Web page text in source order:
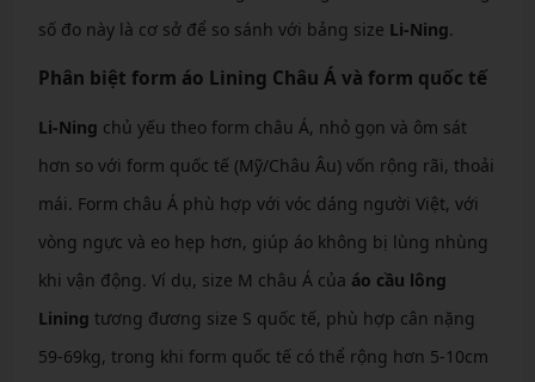
số đo này là cơ sở để so sánh với bảng size Li-Ning.
Phân biệt form áo Lining Châu Á và form quốc tế
Li-Ning chủ yếu theo form châu Á, nhỏ gọn và ôm sát
hơn so với form quốc tế (Mỹ/Châu Âu) vốn rộng rãi, thoải
mái. Form châu Á phù hợp với vóc dáng người Việt, với
vòng ngực và eo hẹp hơn, giúp áo không bị lùng nhùng
khi vận động. Ví dụ, size M châu Á của áo cầu lông
Lining tương đương size S quốc tế, phù hợp cân nặng
59-69kg, trong khi form quốc tế có thể rộng hơn 5-10cm